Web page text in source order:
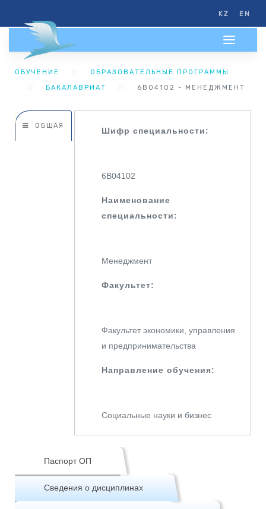
KZ EN
ОБУЧЕНИЕ
ОБРАЗОВАТЕЛЬНЫЕ ПРОГРАММЫ
БАКАЛАВРИАТ
6B04102 - МЕНЕДЖМЕНТ
ОБЩАЯ
Шифр специальности:
6В04102
Наименование
специальности:
Менеджмент
Факультет:
Факультет экономики, управления
и предпринимательства
Направление обучения:
Социальные науки и бизнес
Паспорт ОП
Сведения о дисциплинах